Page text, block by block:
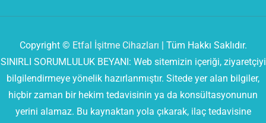
Copyright © Etfal İşitme Cihazları | Tüm Hakkı Saklıdır.
SINIRLI SORUMLULUK BEYANI: Web sitemizin içeriği, ziyaretçiyi
bilgilendirmeye yönelik hazırlanmıştır. Sitede yer alan bilgiler,
hiçbir zaman bir hekim tedavisinin ya da konsültasyonunun
yerini alamaz. Bu kaynaktan yola çıkarak, ilaç tedavisine